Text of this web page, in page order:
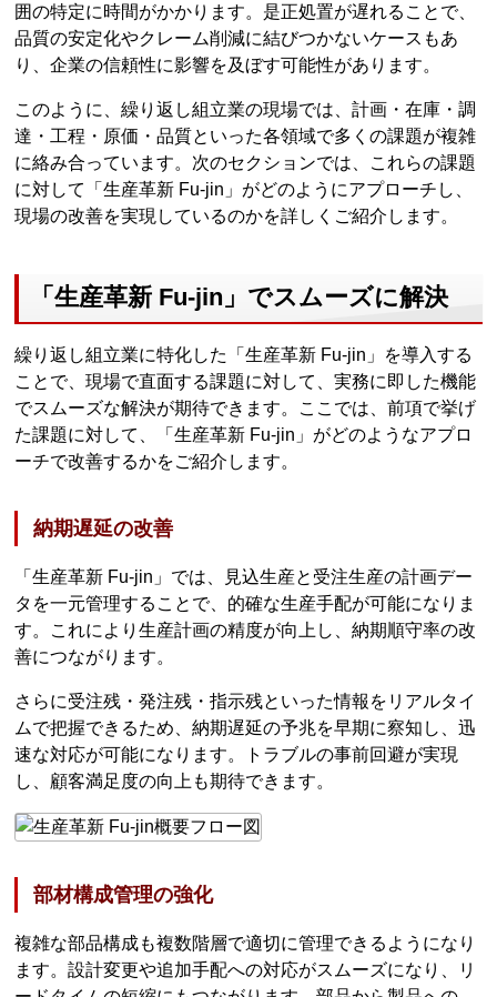
囲の特定に時間がかかります。是正処置が遅れることで、
品質の安定化やクレーム削減に結びつかないケースもあ
り、企業の信頼性に影響を及ぼす可能性があります。
このように、繰り返し組立業の現場では、計画・在庫・調
達・工程・原価・品質といった各領域で多くの課題が複雑
に絡み合っています。次のセクションでは、これらの課題
に対して「生産革新 Fu-jin」がどのようにアプローチし、
現場の改善を実現しているのかを詳しくご紹介します。
「生産革新 Fu-jin」でスムーズに解決
繰り返し組立業に特化した「生産革新 Fu-jin」を導入する
ことで、現場で直面する課題に対して、実務に即した機能
でスムーズな解決が期待できます。ここでは、前項で挙げ
た課題に対して、「生産革新 Fu-jin」がどのようなアプロ
ーチで改善するかをご紹介します。
納期遅延の改善
「生産革新 Fu-jin」では、見込生産と受注生産の計画デー
タを一元管理することで、的確な生産手配が可能になりま
す。これにより生産計画の精度が向上し、納期順守率の改
善につながります。
さらに受注残・発注残・指示残といった情報をリアルタイ
ムで把握できるため、納期遅延の予兆を早期に察知し、迅
速な対応が可能になります。トラブルの事前回避が実現
し、顧客満足度の向上も期待できます。
部材構成管理の強化
複雑な部品構成も複数階層で適切に管理できるようになり
ます。設計変更や追加手配への対応がスムーズになり、リ